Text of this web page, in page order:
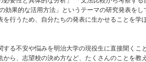
効果的な活用方法」というテーマの研究発表をし
行うため、自分たちの発表に生かせることを学
る不安や悩みを明治大学の現役生に直接聞くこ
ら、志望校の決め方など、たくさんのことを教